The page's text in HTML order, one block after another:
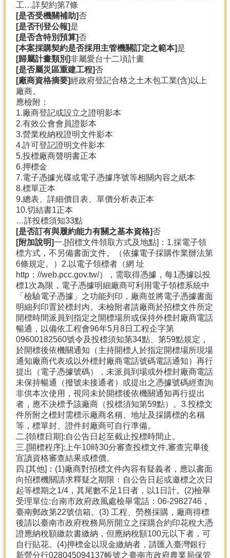
工…詳契約第7條
[是否受機關補助]否
[是否刊登公報]是
[是否含特別預算]否
[本案採購契約是否採用主管機關訂定之範本]是
[歸屬計畫類別]非屬愛台十二項計畫
[是否屬災區重建工程]否
[廠商資格摘要]經政府登記合格之土木包工業(含)以上
廠商。
應檢附：
1.廠商登記或設立之證明影本
2.有效公會會員證影本
3.營業稅納稅證明文件影本
4.許可登記證明文件影本
5.投標廠商聲明書正本
6.押標金
7.電子憑據光碟或電子憑據序號等相關內容之紙本
8.標單正本
9.總表、詳細價目表、單價分析表正本
10.切結書1正本
…詳投標須知33點
[是否訂有與履約能力有關之基本資格]否
[附加說明]一.[招標文件領取方式及地點]：1.採電子領
標方式，不另備書面文件。（依據電子採購作業辦法第
6條規定。）2.以電子領標者（網 址
http：//web.pcc.gov.tw/），需取得憑據，每1憑據以投
標1次為限，電子憑據明細廠商可利用電子領標系統中
「檢驗電子憑據」之功能列印，廠商並將電子憑據書面
明細列印置於標封內。未檢附者請廠商於招標文件所定
開標時間派員到指定之開標場所或保持外標封廠商電話
暢通，以備依工程會96年5月8日工程企字第
09600182560號令及投標須知第34點、第59點規定，
於開標後依機關通知（主持開標人於指定開標場所現場
通知廠商代表或以外標封廠商電話號碼電話通知）再行
提出（電子憑據號碼），未派員到場或外標封廠商電話
未保持暢通（撥號未接通者）或提出之憑據號碼經查詢
非供本次使用，視同未於開標後依機關通知再行提出
者，應不決標予該廠商（投標須知第59點）。3.投標文
件所附之標封需標示廠商名稱、地址及採購標的名稱
等，標單封、證件封廠商可自行準備。
二.[領標日期]:自公告日起至截止投標時間止。
三.[開標程序]:上午10時30分審查投標文件,審查完畢後
宣讀資格審查結果或標價。
四.[其他]：(1)廠商對招標文件內容有疑義者，應以書面
向招標機關請求釋疑之期限：自公告日起或邀標之次日
起等標期之1/4，其尾數不足1日者，以1日計。(2)檢舉
受理單位:台南市政府政風處檢舉電話：06-2982746，
臺南郵政第22號信箱。(3) 工程、勞務採購，廠商得標
後請以臺南市政府稅務局所開立之採購合約印花稅大憑
證應納稅額繳款書繳納，但應納稅額100元以下者，可
自行貼花。(4)押標金以現金繳納者，請匯入臺灣銀行
新營分行028045094137帳號之臺南市政府農業局保管